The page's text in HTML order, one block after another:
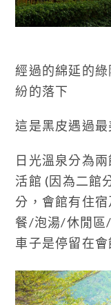
經過的綿延的
紛的落下
這是黑皮遇過
日光溫泉分為
活館 (因為二館
分，會館有住
餐/泡湯/休閒區
車子是停留在